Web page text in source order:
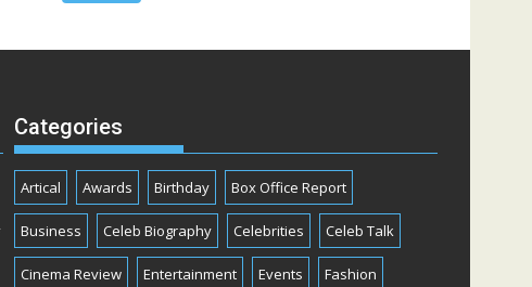
Categories
Artical Awards Birthday Box Office Report
Business Celeb Biography Celebrities Celeb Talk
Cinema Review Entertainment Events Fashion